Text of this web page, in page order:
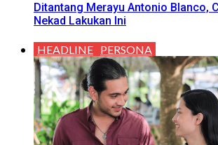
Ditantang Merayu Antonio Blanco,
Nekad Lakukan Ini
HEADLINE PERSONA